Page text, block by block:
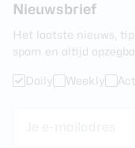
Nieuwsbrief
Het laatste nieuws,
spam en altijd
Daily Weekly